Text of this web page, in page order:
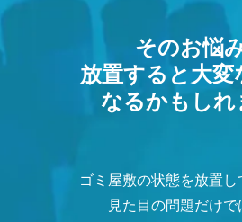
そのお悩み
放置すると大変
なるかもしれ
ゴミ屋敷の状態を放置し
見た目の問題だけで